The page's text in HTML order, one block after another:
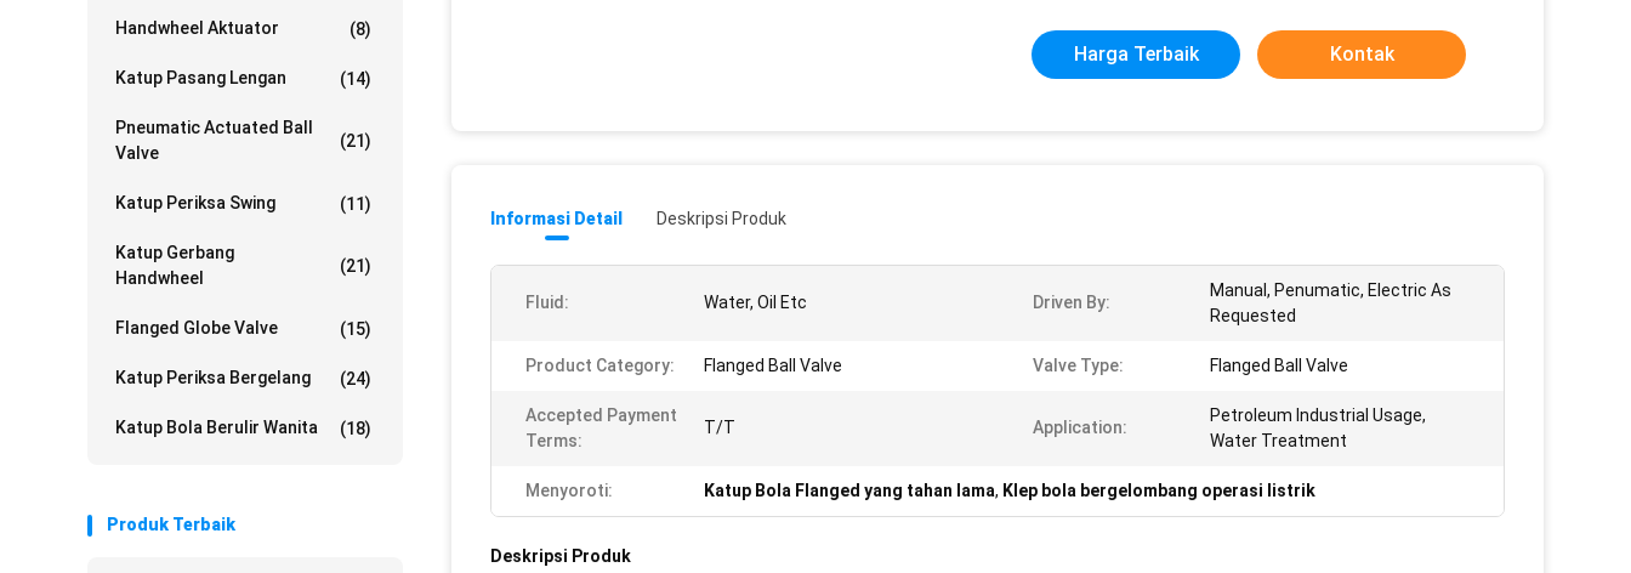
Handwheel Aktuator (8)
Katup Pasang Lengan (14)
Pneumatic Actuated Ball
Valve
(21)
Katup Periksa Swing (11)
Katup Gerbang
Handwheel
(21)
Flanged Globe Valve (15)
Katup Periksa Bergelang (24)
Katup Bola Berulir Wanita (18)
Produk Terbaik
Harga Terbaik Kontak
Informasi Detail Deskripsi Produk
Fluid: Water, Oil Etc Driven By:
Manual, Penumatic, Electric As
Requested
Product Category: Flanged Ball Valve Valve Type: Flanged Ball Valve
Accepted Payment
Terms:
T/T Application:
Petroleum Industrial Usage,
Water Treatment
Menyoroti: Katup Bola Flanged yang tahan lama, Klep bola bergelombang operasi listrik
Deskripsi Produk